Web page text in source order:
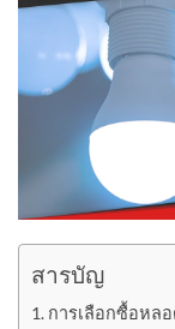
สารบัญ
การเลือกซื้อหล